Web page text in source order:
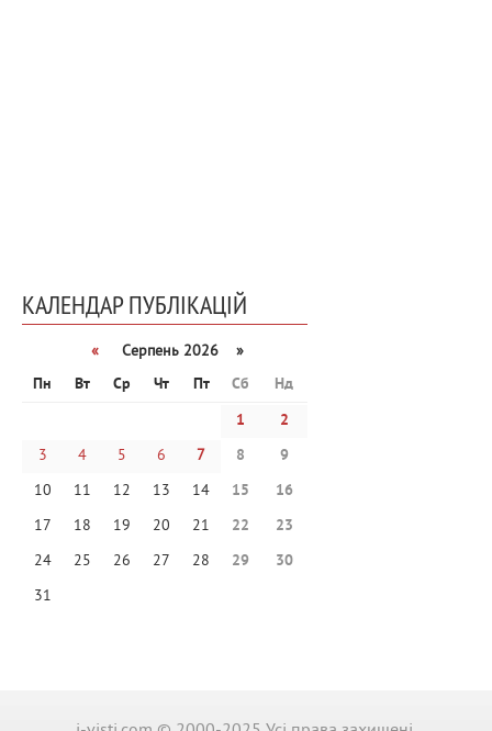
КАЛЕНДАР ПУБЛІКАЦІЙ
«
Серпень 2026 »
Пн
Вт Ср Чт Пт Сб
Нд
1
2
3
4 5 6 7 8
9
10
11 12 13 14 15
16
17
18 19 20 21 22
23
24
25 26 27 28 29
30
31